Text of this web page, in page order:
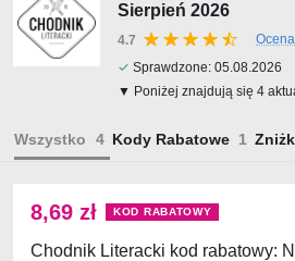
Sierpień 2026
4.7
Ocena
✓ Sprawdzone: 05.08.2026
▼ Poniżej znajdują się 4
Wszystko Kody Rabatowe
8,69 zł KOD RABATOWY
Chodnik Literacki kod rabatowy: